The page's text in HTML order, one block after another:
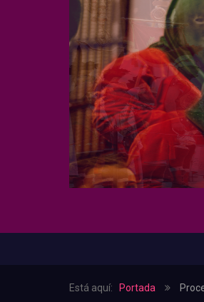
Está aquí: Portada